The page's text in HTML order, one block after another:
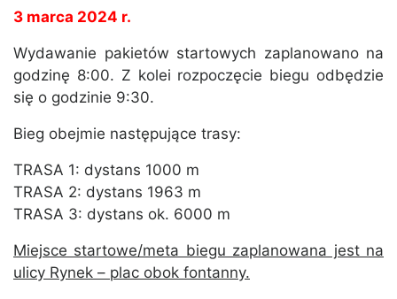
3 marca 2024 r.
Wydawanie pakietów startowych zaplanowano na
godzinę 8:00. Z kolei rozpoczęcie biegu odbędzie
się o godzinie 9:30.
Bieg obejmie następujące trasy:
TRASA 1: dystans 1000 m
TRASA 2: dystans 1963 m
TRASA 3: dystans ok. 6000 m
Miejsce startowe/meta biegu zaplanowana jest na
ulicy Rynek – plac obok fontanny.